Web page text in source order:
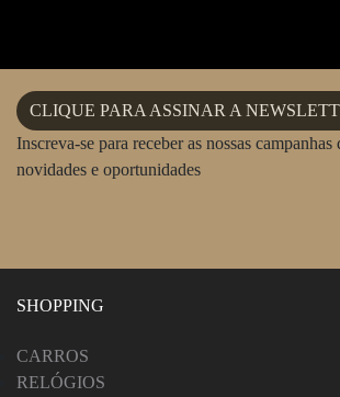
CLIQUE PARA ASSINAR A
Inscreva-se para receber as nossas
novidades e oportunidades
SHOPPING
CARROS
RELÓGIOS